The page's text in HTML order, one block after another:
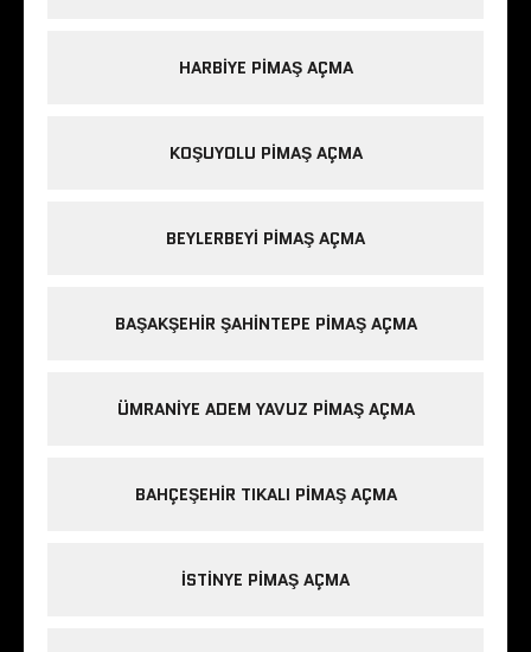
HARBIYE PIMAŞ AÇMA
KOŞUYOLU PIMAŞ AÇMA
BEYLERBEYI PIMAŞ AÇMA
BAŞAKŞEHIR ŞAHINTEPE PIMAŞ AÇMA
ÜMRANIYE ADEM YAVUZ PIMAŞ AÇMA
BAHÇEŞEHIR TIKALI PIMAŞ AÇMA
ISTINYE PIMAŞ AÇMA